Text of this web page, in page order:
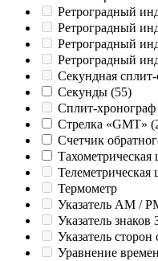
Ретроградный
Ретроградный
Ретроградный
Ретроградный
Секундная сплит-
Секунды (55)
Сплит-хронограф
Стрелка «GMT»
Счетчик
Тахометрическая
Телеметрическая
Термометр
Указатель AM /
Указатель знаков
Указатель сторон
Уравнение